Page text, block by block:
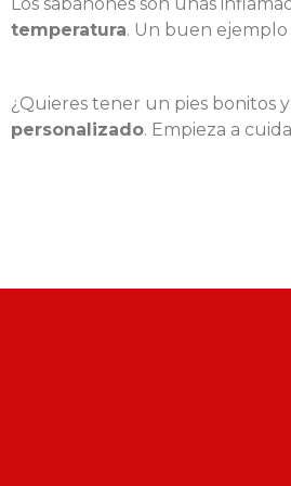
temperatura. Un buen ejemplo
¿Quieres tener un pies bonitos y
personalizado. Empieza a